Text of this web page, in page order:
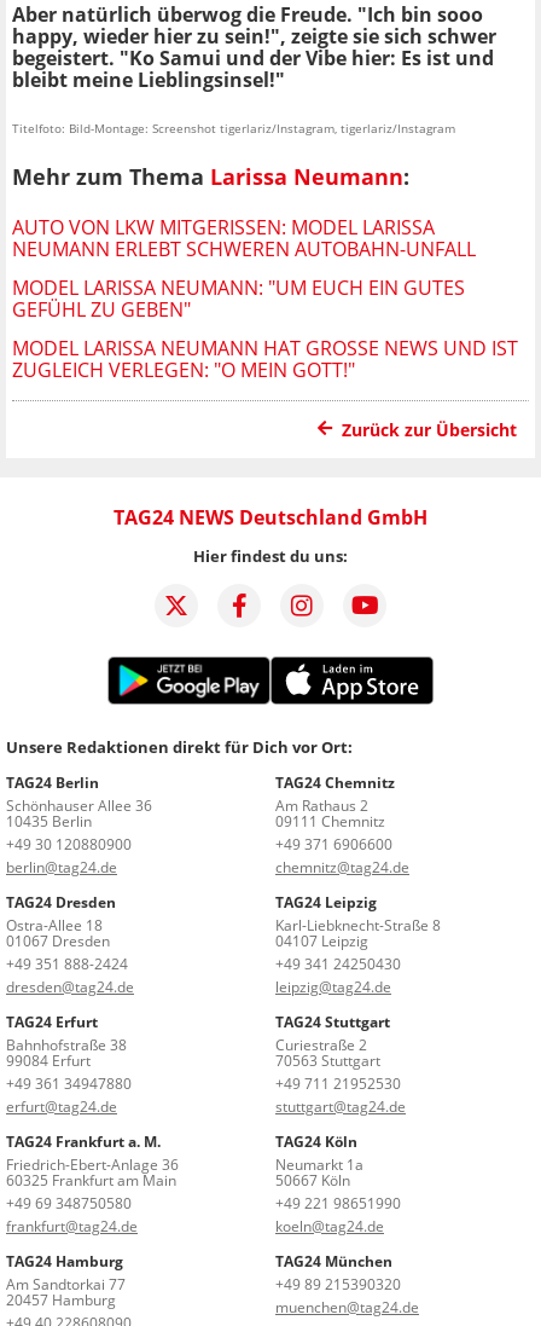
Aber natürlich überwog die Freude. "Ich bin sooo
happy, wieder hier zu sein!", zeigte sie sich schwer
begeistert. "Ko Samui und der Vibe hier: Es ist und
bleibt meine Lieblingsinsel!"
Titelfoto: Bild-Montage: Screenshot tigerlariz/Instagram, tigerlariz/Instagram
Mehr zum Thema Larissa Neumann:
AUTO VON LKW MITGERISSEN: MODEL LARISSA
NEUMANN ERLEBT SCHWEREN AUTOBAHN-UNFALL
MODEL LARISSA NEUMANN: "UM EUCH EIN GUTES
GEFÜHL ZU GEBEN"
MODEL LARISSA NEUMANN HAT GROSSE NEWS UND IST Z
UGLEICH VERLEGEN: "O MEIN GOTT!"
Zurück zur Übersicht
TAG24 NEWS Deutschland GmbH
Hier findest du uns:
Unsere Redaktionen direkt für Dich vor Ort:
TAG24 Berlin
Schönhauser Allee 36
10435 Berlin
+49 30 120880900
berlin@tag24.de
TAG24 Chemnitz
Am Rathaus 2
09111 Chemnitz
+49 371 6906600
chemnitz@tag24.de
TAG24 Dresden
Ostra-Allee 18
01067 Dresden
+49 351 888-2424
dresden@tag24.de
TAG24 Leipzig
Karl-Liebknecht-Straße 8
04107 Leipzig
+49 341 24250430
leipzig@tag24.de
TAG24 Erfurt
Bahnhofstraße 38
99084 Erfurt
+49 361 34947880
erfurt@tag24.de
TAG24 Stuttgart
Curiestraße 2
70563 Stuttgart
+49 711 21952530
stuttgart@tag24.de
TAG24 Frankfurt a. M.
Friedrich-Ebert-Anlage 36
60325 Frankfurt am Main
+49 69 348750580
frankfurt@tag24.de
TAG24 Köln
Neumarkt 1a
50667 Köln
+49 221 98651990
koeln@tag24.de
TAG24 Hamburg
Am Sandtorkai 77
20457 Hamburg
TAG24 München
+49 89 215390320
muenchen@tag24.de